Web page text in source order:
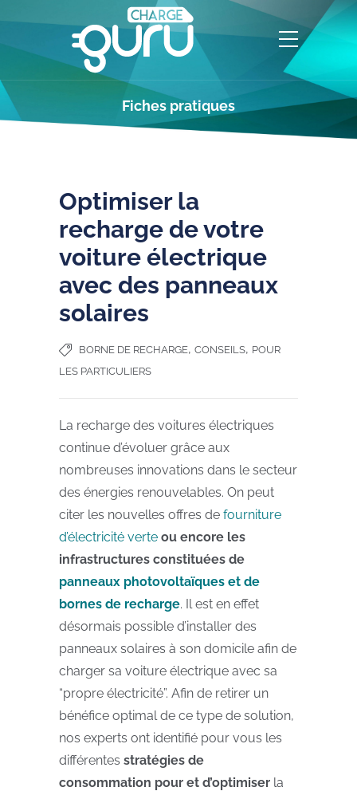
Fiches pratiques
Optimiser la
recharge de votre
voiture électrique
avec des panneaux
solaires
BORNE DE RECHARGE, CONSEILS, POUR
LES PARTICULIERS
La recharge des voitures électriques
continue d’évoluer grâce aux
nombreuses innovations dans le secteur
des énergies renouvelables. On peut
citer les nouvelles offres de fourniture
d’électricité verte ou encore les
infrastructures constituées de
panneaux photovoltaïques et de
bornes de recharge. Il est en effet
désormais possible d’installer des
panneaux solaires à son domicile afin de
charger sa voiture électrique avec sa
“propre électricité”. Afin de retirer un
bénéfice optimal de ce type de solution,
nos experts ont identifié pour vous les
différentes stratégies de
consommation pour et d’optimiser la